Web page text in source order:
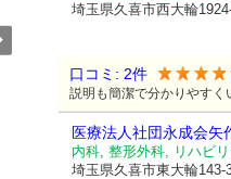
埼玉県久喜市西大輪
口コミ: 2件
説明も簡潔で分かりやすく
医療法人社団永成会矢
内科, 整形外科, リハビ
埼玉県久喜市東大輪143-